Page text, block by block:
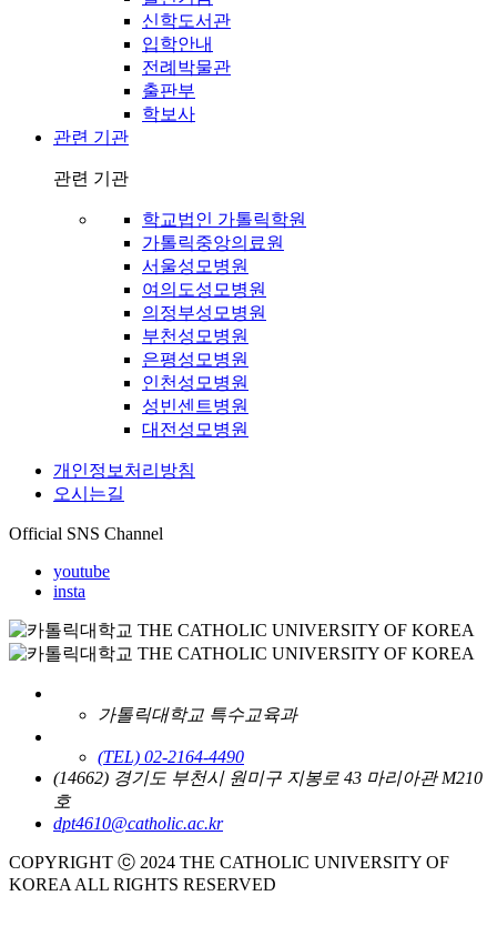
신학도서관
입학안내
전례박물관
출판부
학보사
관련 기관
관련 기관
학교법인 가톨릭학원
가톨릭중앙의료원
서울성모병원
여의도성모병원
의정부성모병원
부천성모병원
은평성모병원
인천성모병원
성빈센트병원
대전성모병원
개인정보처리방침
오시는길
Official SNS Channel
youtube
insta
가톨릭대학교 특수교육과
(TEL) 02-2164-4490
(14662) 경기도 부천시 원미구 지봉로 43 마리아관 M210
호
dpt4610@catholic.ac.kr
COPYRIGHT ⓒ 2024 THE CATHOLIC UNIVERSITY OF
KOREA ALL RIGHTS RESERVED